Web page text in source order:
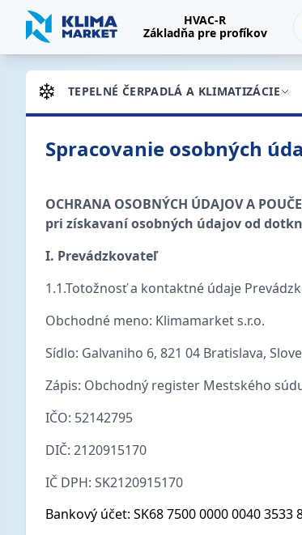
HVAC-R
Základňa pre profíkov
TEPELNÉ ČERPADLÁ A KLIMATIZÁCIE
Spracovanie osobných
OCHRANA OSOBNÝCH ÚDAJOV A
pri získavaní osobných údajov od
I. Prevádzkovateľ
1.1.Totožnosť a kontaktné údaje
Obchodné meno: Klimamarket s.r.o.
Sídlo: Galvaniho 6, 821 04 Bratislava,
Zápis: Obchodný register Mestského
IČO: 52142795
DIČ: 2120915170
IČ DPH: SK2120915170
Bankový účet: SK68 7500 0000 0040 3533